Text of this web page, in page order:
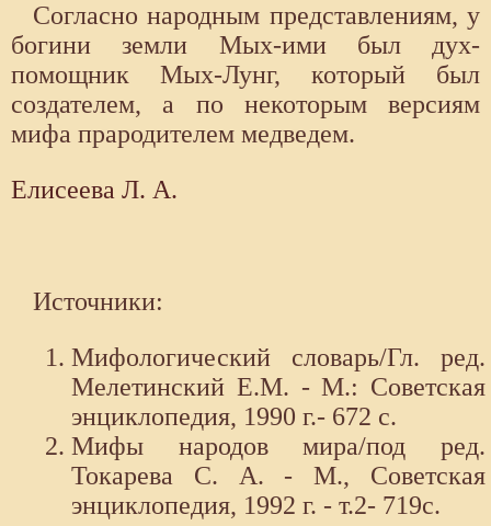
Согласно народным представлениям, у
богини земли Мых-ими был дух-
помощник Мых-Лунг, который был
создателем, а по некоторым версиям
мифа прародителем медведем.
Елисеева Л. А.
Источники:
Мифологический словарь/Гл. ред.
Мелетинский Е.М. - М.: Советская
энциклопедия, 1990 г.- 672 с.
Мифы народов мира/под ред.
Токарева С. А. - М., Советская
энциклопедия, 1992 г. - т.2- 719с.